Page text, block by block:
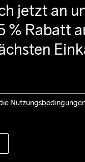
jetzt an
% Rabatt